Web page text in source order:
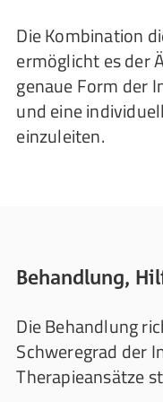
Die Kombination
ermöglicht es der
genaue Form der
und eine
einzuleiten.
Behandlung,
Die Behandlung
Schweregrad der
Therapieansätze